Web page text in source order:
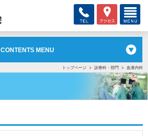
CONTENTS MENU
トップページ 診療科・部門 血液内科